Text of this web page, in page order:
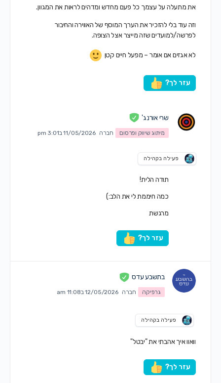
את מתעלה על עצמך כל פעם מחדש ומדהים לראות את המגוון.
וזה עוד בלי להזכיר את הערך המוסף של האווירה והחיבור
לפרשה/למועדים שזה מייצר אצל הצופה.
לא אגזים אם אומר – מפעל חיים קטן
עזר לך?
שרי אורנג'
מיתוג שיווק ופרסום חברה 11/05/2026 ב3:01 pm
פעילה בקהילה
תודה הלית!
כמה חיממת לי את הלב:)
מרגשת
עזר לך?
בתשבע עדס
גרפיקה חברה 12/05/2026 ב11:08 am
פעילה בקהילה
וואוו איך אהבתי את "יבטל"
עזר לך?